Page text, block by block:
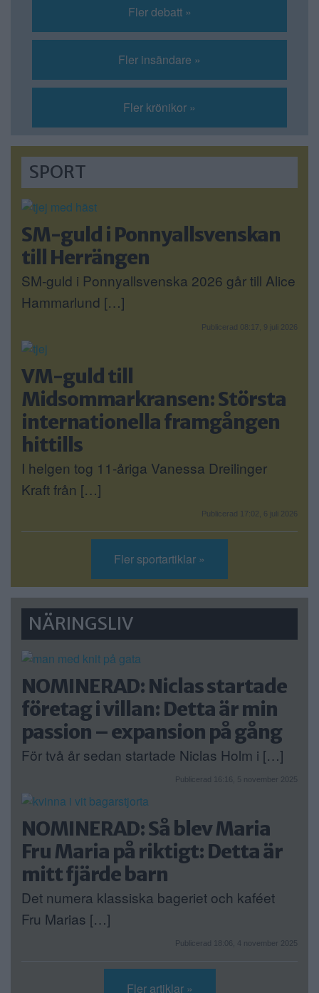
Fler debatt »
Fler insändare »
Fler krönikor »
SPORT
SM-guld i Ponnyallsvenskan
till Herrängen
SM-guld i Ponnyallsvenska 2026 går till Alice
Hammarlund […]
Publicerad 08:17, 9 juli 2026
VM-guld till
Midsommarkransen: Största
internationella framgången
hittills
I helgen tog 11-åriga Vanessa Dreilinger
Kraft från […]
Publicerad 17:02, 6 juli 2026
Fler sportartiklar »
NÄRINGSLIV
NOMINERAD: Niclas startade
företag i villan: Detta är min
passion – expansion på gång
För två år sedan startade Niclas Holm i […]
Publicerad 16:16, 5 november 2025
NOMINERAD: Så blev Maria
Fru Maria på riktigt: Detta är
mitt fjärde barn
Det numera klassiska bageriet och kaféet
Fru Marias […]
Publicerad 18:06, 4 november 2025
Fler artiklar »